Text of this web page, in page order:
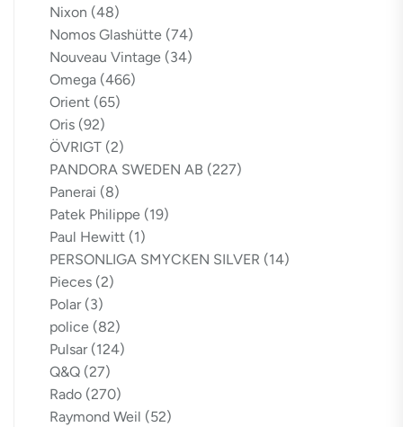
Nixon (48)
Nomos Glashütte (74)
Nouveau Vintage (34)
Omega (466)
Orient (65)
Oris (92)
ÖVRIGT (2)
PANDORA SWEDEN AB (227)
Panerai (8)
Patek Philippe (19)
Paul Hewitt (1)
PERSONLIGA SMYCKEN SILVER (14)
Pieces (2)
Polar (3)
police (82)
Pulsar (124)
Q&Q (27)
Rado (270)
Raymond Weil (52)